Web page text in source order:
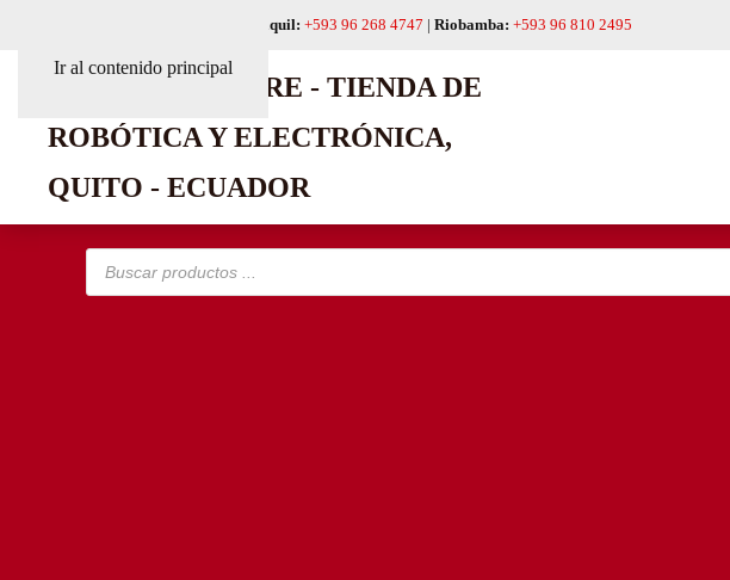
Ir al contenido principal
Guayaquil: +593 96 268 4747 | Riobamba: +593 96 810 2495
Búsqueda
productos